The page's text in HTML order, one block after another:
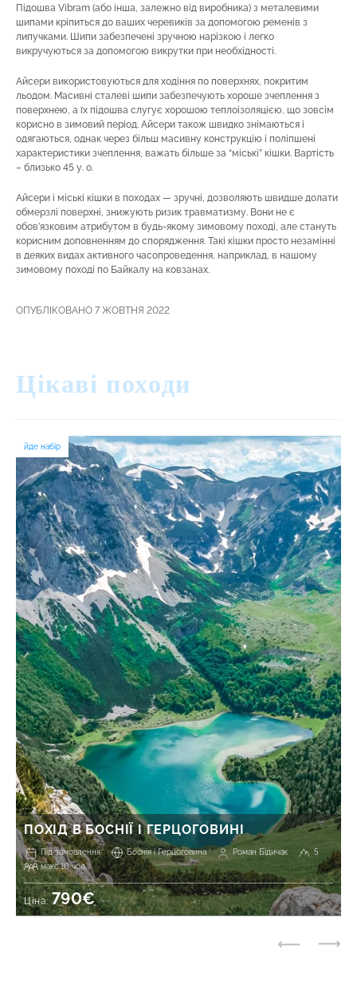
Підошва Vibram (або інша, залежно від виробника) з металевими
шипами кріпиться до ваших черевиків за допомогою ременів з
липучками. Шипи забезпечені зручною нарізкою і легко
викручуються за допомогою викрутки при необхідності.
Айсери використовуються для ходіння по поверхнях, покритим
льодом. Масивні сталеві шипи забезпечують хороше зчеплення з
поверхнею, а їх підошва слугує хорошою теплоізоляцією, що зовсім
корисно в зимовий період. Айсери також швидко знімаються і
одягаються, однак через більш масивну конструкцію і поліпшені
характеристики зчеплення, важать більше за “міські” кішки. Вартість
– близько 45 у. о.
Айсери і міські кішки в походах — зручні, дозволяють швидше долати
обмерзлі поверхні, знижують ризик травматизму. Вони не є
обов’язковим атрибутом в будь-якому зимовому поході, але стануть
корисним доповненням до спорядження. Такі кішки просто незамінні
в деяких видах активного часопроведення, наприклад, в нашому
зимовому поході по Байкалу на ковзанах.
ОПУБЛІКОВАНО 7 ЖОВТНЯ 2022
Цікаві походи
йде набір
ПОХІД В БОСНІЇ І ГЕРЦОГОВИНІ
Під замовлення Боснія і Герцоговина Роман Бідичак
5
макс 10 чол.
Ціна:790€